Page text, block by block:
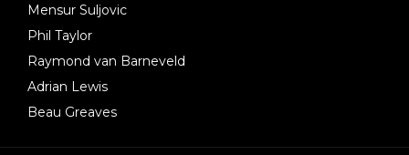
Mensur Suljovic
Phil Taylor
Raymond van Barneveld
Adrian Lewis
Beau Greaves